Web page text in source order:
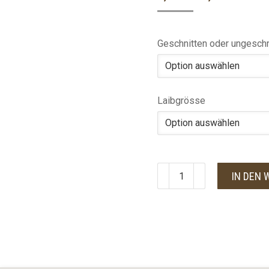
Geschnitten oder
Laibgrösse
IN DEN